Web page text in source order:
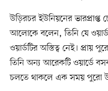
উড়িরচর ইউনিয়নের ভারপ্রাপ্ত
আলোকে বলেন, তিনি যে ওয়ার্ড
ওয়ার্ডটির অস্তিত্ব নেই। প্রায়
তিনি অন্য আরেকটি ওয়ার্ডে
চলতে থাকলে এক সময় পুরো